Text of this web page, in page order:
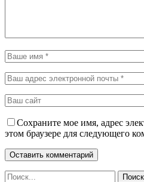
Сохраните мое имя, адрес
этом браузере для следующего